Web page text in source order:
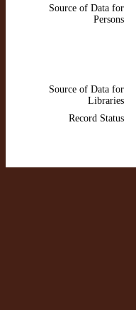
Source of Data for
Persons
Source of Data for
Libraries
Record Status